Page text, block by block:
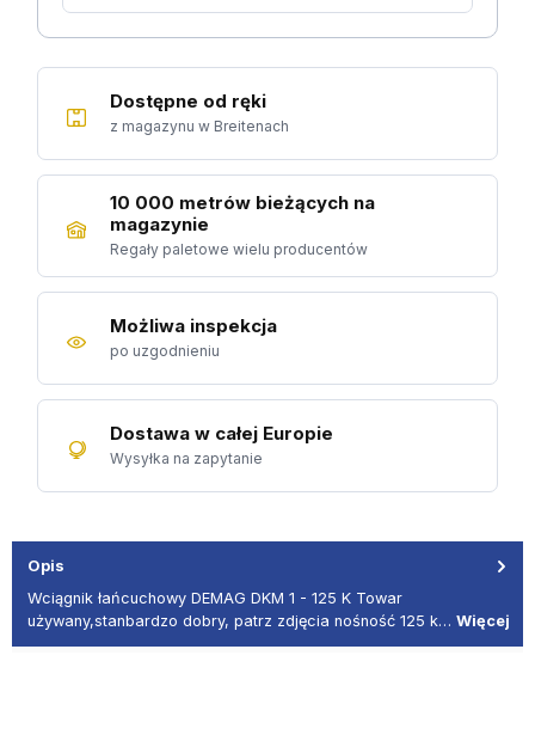
Dostępne od ręki
z magazynu w Breitenach
10 000 metrów bieżących na
magazynie
Regały paletowe wielu producentów
Możliwa inspekcja
po uzgodnieniu
Dostawa w całej Europie
Wysyłka na zapytanie
Opis
Wciągnik łańcuchowy DEMAG DKM 1 - 125 K Towar
używany,stanbardzo dobry, patrz zdjęcia nośność 125 k… Więcej